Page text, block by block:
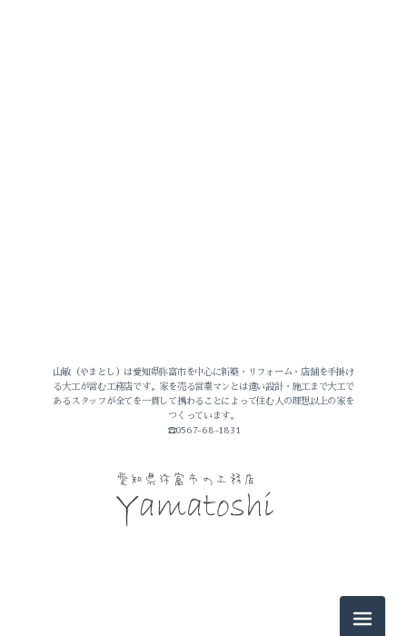
山敏のこと
仕事のこと
山敏（やまとし）は愛知県弥富市を中心に新築・リフォーム・店舗を手掛け
る大工が営む工務店です。家を売る営業マンとは違い設計・施工まで大工で
あるスタッフが全てを一貫して携わることによって住む人の理想以上の家を
つくっています。
☎0567-68-1831
メニュ